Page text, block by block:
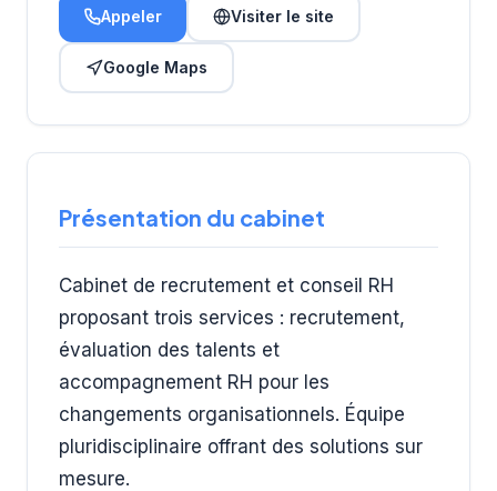
Appeler Visiter le site
Google Maps
Présentation du cabinet
Cabinet de recrutement et conseil RH
proposant trois services : recrutement,
évaluation des talents et
accompagnement RH pour les
changements organisationnels. Équipe
pluridisciplinaire offrant des solutions sur
mesure.